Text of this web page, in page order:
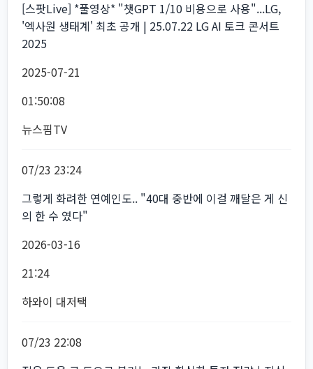
[스팟Live] *풀영상* "챗GPT 1/10 비용으로 사용"...LG,
'엑사원 생태계' 최초 공개 | 25.07.22 LG AI 토크 콘서트
2025
2025-07-21
01:50:08
뉴스핌TV
07/23 23:24
그렇게 화려한 연예인도.. "40대 중반에 이걸 깨달은 게 신
의 한 수 였다"
2026-03-16
21:24
하와이 대저택
07/23 22:08